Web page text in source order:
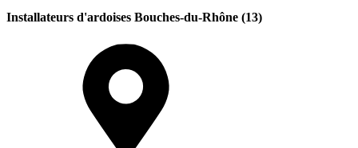
Installateurs d'ardoises Bouches-du-Rhône (13)